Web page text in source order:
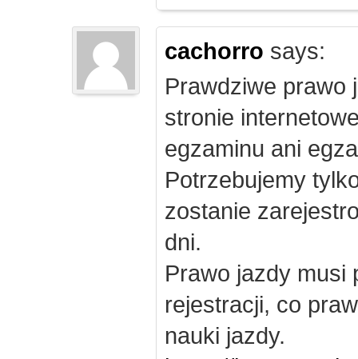
cachorro says:
Prawdziwe prawo
stronie
egzaminu ani
Potrzebujemy
zostanie
dni.
Prawo jazdy musi
rejestracji, co
nauki jazdy.